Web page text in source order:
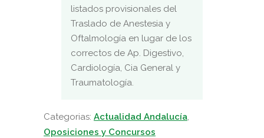
listados provisionales del
Traslado de Anestesia y
Oftalmología en lugar de los
correctos de Ap. Digestivo,
Cardiología, Cia General y
Traumatología.
Categorias: Actualidad Andalucía,
Oposiciones y Concursos